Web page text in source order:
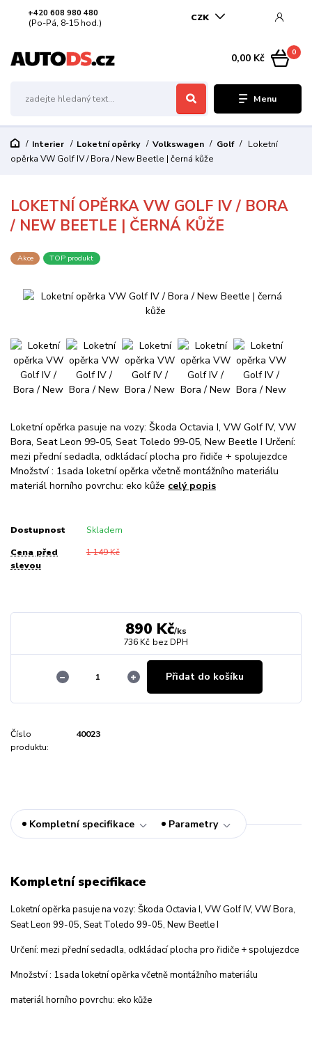
Menu
CZK
+420 608 980 480
(Po-Pá, 8-15 hod.)
0
0,00 Kč
Interier Loketní opěrky Volkswagen Golf
Loketní
opěrka VW Golf IV / Bora / New Beetle | černá kůže
LOKETNÍ OPĚRKA VW GOLF IV / BORA
/ NEW BEETLE | ČERNÁ KŮŽE
Akce TOP produkt
Loketní opěrka pasuje na vozy: Škoda Octavia I, VW Golf IV, VW
Bora, Seat Leon 99-05, Seat Toledo 99-05, New Beetle I Určení:
mezi přední sedadla, odkládací plocha pro řidiče + spolujezdce
Množství : 1sada loketní opěrka včetně montážního materiálu
materiál horního povrchu: eko kůže celý popis
Dostupnost Skladem
Cena před
slevou
1 149 Kč
890 Kč/ks
736 Kč bez DPH
Přidat do košíku
Číslo
produktu:
40023
Kompletní specifikace Parametry
Kompletní specifikace
Loketní opěrka pasuje na vozy: Škoda Octavia I, VW Golf IV, VW Bora,
Seat Leon 99-05, Seat Toledo 99-05, New Beetle I
Určení: mezi přední sedadla, odkládací plocha pro řidiče + spolujezdce
Množství : 1sada loketní opěrka včetně montážního materiálu
materiál horního povrchu: eko kůže